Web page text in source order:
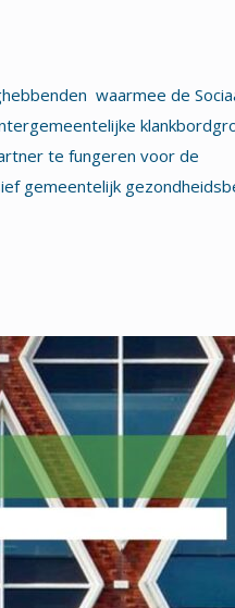
waarmee de
te fungeren voor de
gemeentelijk